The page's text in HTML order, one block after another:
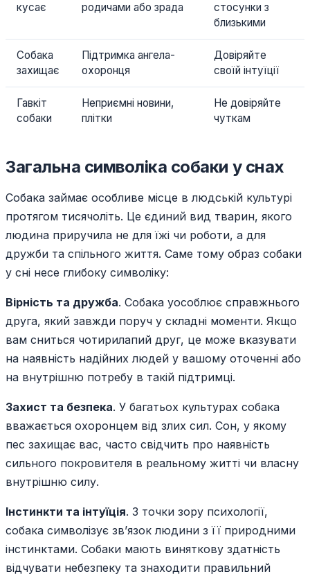
кусає
родичами або зрада
стосунки з
близькими
Собака
захищає
Підтримка ангела-
охоронця
Довіряйте
своїй інтуїції
Гавкіт
собаки
Неприємні новини,
плітки
Не довіряйте
чуткам
Загальна символіка собаки у снах
Собака займає особливе місце в людській культурі
протягом тисячоліть. Це єдиний вид тварин, якого
людина приручила не для їжі чи роботи, а для
дружби та спільного життя. Саме тому образ собаки
у сні несе глибоку символіку:
Вірність та дружба. Собака уособлює справжнього
друга, який завжди поруч у складні моменти. Якщо
вам сниться чотирилапий друг, це може вказувати
на наявність надійних людей у вашому оточенні або
на внутрішню потребу в такій підтримці.
Захист та безпека. У багатьох культурах собака
вважається охоронцем від злих сил. Сон, у якому
пес захищає вас, часто свідчить про наявність
сильного покровителя в реальному житті чи власну
внутрішню силу.
Інстинкти та інтуїція. З точки зору психології,
собака символізує зв’язок людини з її природними
інстинктами. Собаки мають виняткову здатність
відчувати небезпеку та знаходити правильний